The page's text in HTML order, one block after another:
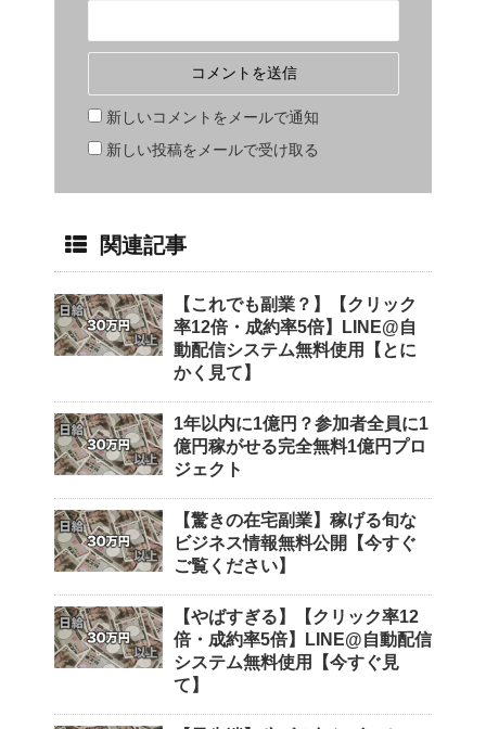
新しいコメントをメールで通知
新しい投稿をメールで受け取る
関連記事
【これでも副業？】【クリック
率12倍・成約率5倍】LINE@自
動配信システム無料使用【とに
かく見て】
1年以内に1億円？参加者全員に1
億円稼がせる完全無料1億円プロ
ジェクト
【驚きの在宅副業】稼げる旬な
ビジネス情報無料公開【今すぐ
ご覧ください】
【やばすぎる】【クリック率12
倍・成約率5倍】LINE@自動配信
システム無料使用【今すぐ見
て】